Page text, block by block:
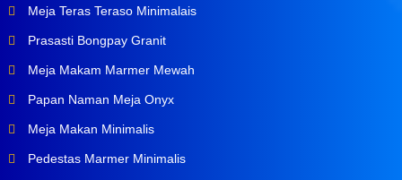
Meja Teras Teraso Minimalais
Prasasti Bongpay Granit
Meja Makam Marmer Mewah
Papan Naman Meja Onyx
Meja Makan Minimalis
Pedestas Marmer Minimalis